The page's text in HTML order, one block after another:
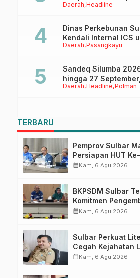
Daerah Headline
Ruang Digital
Daerah Pasangkayu
Dinas Perkebunan
Kendali Internal ICS
Sertifikasi ISPO
Daerah Headline Polman
Sandeq Silumba
hingga 27
Sulbar
TERBARU
Pemprov Sulbar
Persiapan HUT
Upacara di
calendar_monthKam, 6 Agu 2026
BKPSDM Sulbar
Komitmen
Kompetensi ASN
calendar_monthKam, 6 Agu 2026
Sulbar Perkuat
Cegah Kejahatan
calendar_monthKam, 6 Agu 2026